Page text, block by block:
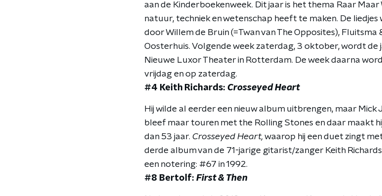
aan de Kinderboekenweek. Dit jaar is het thema Raar
natuur, techniek en wetenschap heeft te maken. De
door Willem de Bruin (=Twan van The Opposites), Fluitsma
Oosterhuis. Volgende week zaterdag, 3 oktober, wordt de
Nieuwe Luxor Theater in Rotterdam. De week daarna
vrijdag en op zaterdag.
#4 Keith Richards: Crosseyed Heart
Hij wilde al eerder een nieuw album uitbrengen, maar
bleef maar touren met the Rolling Stones en daar maakt
dan 53 jaar. Crosseyed Heart,waarop hij een duet zingt
derde album van de 71-jarige gitarist/zanger Keith
een notering: #67 in 1992.
#8 Bertolf: First & Then